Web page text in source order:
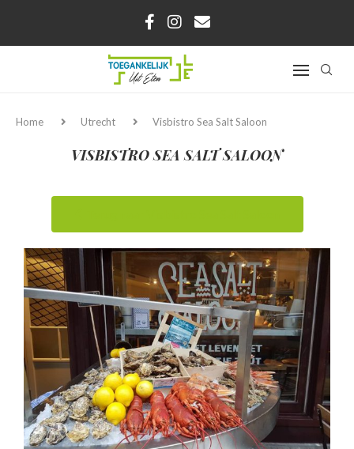
Home Utrecht Visbistro Sea Salt Saloon
VISBISTRO SEA SALT SALOON